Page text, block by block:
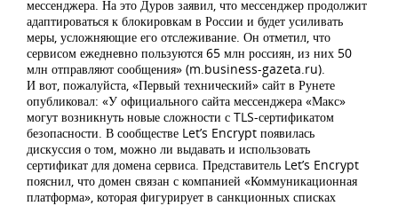
мессенджера. На это Дуров заявил, что мессенджер продолжит
адаптироваться к блокировкам в России и будет усиливать
меры, усложняющие его отслеживание. Он отметил, что
сервисом ежедневно пользуются 65 млн россиян, из них 50
млн отправляют сообщения» (m.business-gazeta.ru).
И вот, пожалуйста, «Первый технический» сайт в Рунете
опубликовал: «У официального сайта мессенджера «Макс»
могут возникнуть новые сложности с TLS-сертификатом
безопасности. В сообществе Let’s Encrypt появилась
дискуссия о том, можно ли выдавать и использовать
сертификат для домена сервиса. Представитель Let’s Encrypt
пояснил, что домен связан с компанией «Коммуникационная
платформа», которая фигурирует в санкционных списках